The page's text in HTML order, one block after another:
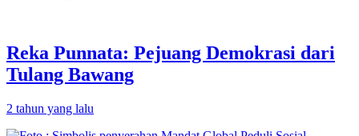
Reka Punnata: Pejuang Demokrasi dari
Tulang Bawang
2 tahun yang lalu